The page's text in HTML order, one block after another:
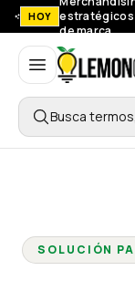
HOY
estratégicos
de marca.
Lemon
Busca
SOLUCIÓN